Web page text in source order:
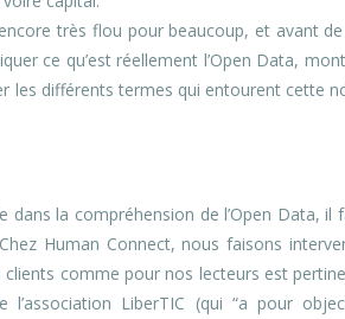
très flou pour beaucoup, et avant
ce qu’est réellement l’Open Data,
les différents termes qui entourent cette
dans la compréhension de l’Open Data,
Human Connect, nous faisons
comme pour nos lecteurs est
l’association LiberTIC (qui “a pour